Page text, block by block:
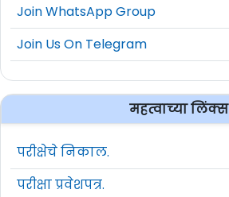
Join WhatsApp Group
Join Us On Telegram
महत्वाच्या लिंक्स
परीक्षेचे निकाल.
परीक्षा प्रवेशपत्र.